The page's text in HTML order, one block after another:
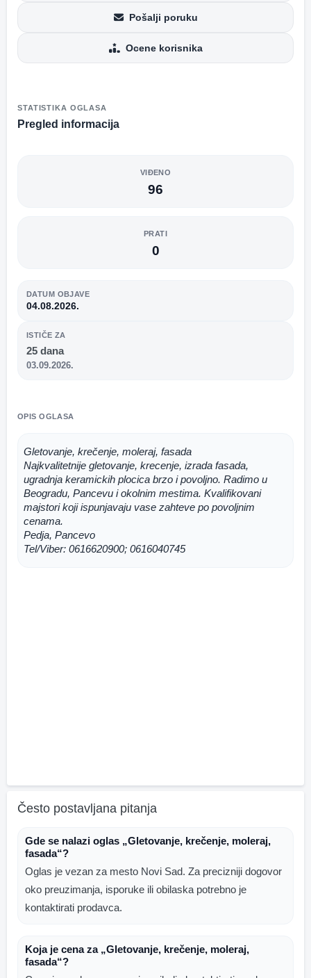
Pošalji poruku
Ocene korisnika
STATISTIKA OGLASA
Pregled informacija
VIĐENO
96
PRATI
0
DATUM OBJAVE
04.08.2026.
ISTIČE ZA
25 dana
03.09.2026.
OPIS OGLASA
Gletovanje, krečenje, moleraj, fasada
Najkvalitetnije gletovanje, krecenje, izrada fasada,
ugradnja keramickih plocica brzo i povoljno. Radimo u
Beogradu, Pancevu i okolnim mestima. Kvalifikovani
majstori koji ispunjavaju vase zahteve po povoljnim
cenama.
Pedja, Pancevo
Tel/Viber: 0616620900; 0616040745
Često postavljana pitanja
Gde se nalazi oglas „Gletovanje, krečenje, moleraj,
fasada“?
Oglas je vezan za mesto Novi Sad. Za precizniji dogovor
oko preuzimanja, isporuke ili obilaska potrebno je
kontaktirati prodavca.
Koja je cena za „Gletovanje, krečenje, moleraj,
fasada“?